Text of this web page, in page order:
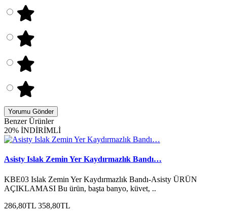
Yorumu Gönder
Benzer Ürünler
20% İNDİRİMLİ
Asisty Islak Zemin Yer Kaydırmazlık Bandı…
KBE03 Islak Zemin Yer Kaydırmazlık Bandı-Asisty ÜRÜN
AÇIKLAMASI Bu ürün, başta banyo, küvet, ..
286,80TL 358,80TL